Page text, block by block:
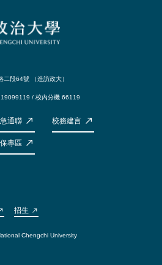
二段64號 （造訪政大）
/ 校內分機 66119
通聯 校務建言
專區
招生
Chengchi University